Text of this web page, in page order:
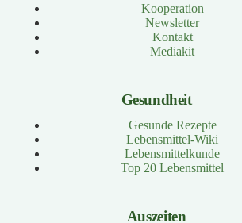
Kooperation
Newsletter
Kontakt
Mediakit
Gesundheit
Gesunde Rezepte
Lebensmittel-Wiki
Lebensmittelkunde
Top 20 Lebensmittel
Auszeiten